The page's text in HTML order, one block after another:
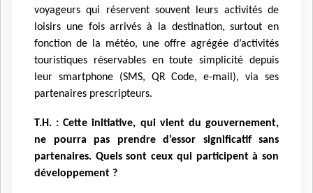
voyageurs qui réservent souvent leurs activités de
loisirs une fois arrivés à la destination, surtout en
fonction de la météo, une offre agrégée d’activités
touristiques réservables en toute simplicité depuis
leur smartphone (SMS, QR Code, e-mail), via ses
partenaires prescripteurs.
T.H. : Cette initiative, qui vient du gouvernement,
ne pourra pas prendre d’essor significatif sans
partenaires. Quels sont ceux qui participent à son
développement ?